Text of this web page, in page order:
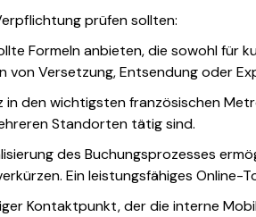
prüfen sollten:
Formeln anbieten, die sowohl für
von Versetzung, Entsendung oder
in den wichtigsten französischen
Standorten tätig sind.
des Buchungsprozesses
Ein leistungsfähiges Online-
Kontaktpunkt, der die interne